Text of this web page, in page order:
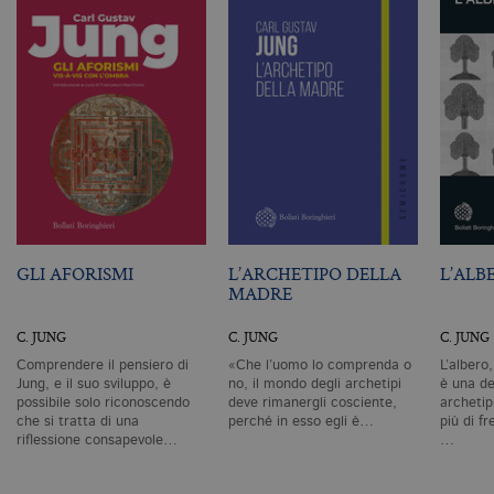
GLI AFORISMI
C. JUNG
Comprendere il pensiero di
Jung, e il suo sviluppo, è
possibile solo riconoscendo
che si tratta di una
riflessione consapevole…
L’ARCHETIPO DELLA
MADRE
C. JUNG
«Che l’uomo lo comprenda o
no, il mondo degli archetipi
deve rimanergli cosciente,
perché in esso egli è…
C. JUNG
è una
più di
…
I cookie tecnici sono strettamente
necessari, consentono la funzionalità
del sito Web principale come l'accesso
degli utenti e la gestione dell'account. Il
sito Web non può essere utilizzato
correttamente senza i cookie
strettamente necessari. Col rispetto
delle condizioni previste dal Garante, i
cookie analitici sono equiparati ai
tecnici e dunque non necessitano del
CookieScriptConsent
.bollatiboringhieri.it